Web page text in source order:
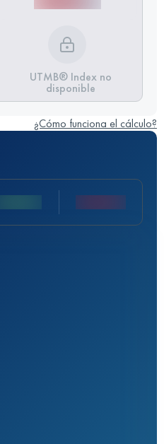
UTMB® Index no
disponible
¿Cómo funciona el cálculo?